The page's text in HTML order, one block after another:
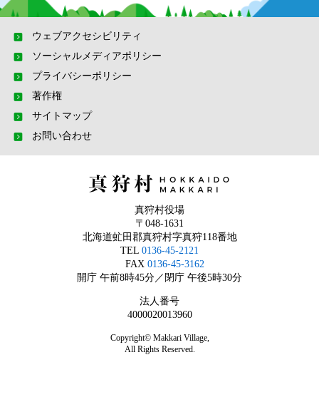
ウェブアクセシビリティ
ソーシャルメディアポリシー
プライバシーポリシー
著作権
サイトマップ
お問い合わせ
真狩村役場
〒048-1631
北海道虻田郡真狩村字真狩118番地
TEL 0136-45-2121
FAX 0136-45-3162
開庁 午前8時45分／閉庁 午後5時30分
法人番号
4000020013960
Copyright© Makkari Village,
All Rights Reserved.